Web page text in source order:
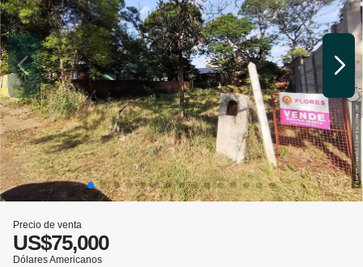
Precio de venta
US$75,000
Dólares Americanos